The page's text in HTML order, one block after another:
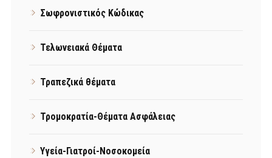
Σωφρονιστικός Κώδικας
Τελωνειακά Θέματα
Τραπεζικά θέματα
Τρομοκρατία-Θέματα Ασφάλειας
Υγεία-Γιατροί-Νοσοκομεία